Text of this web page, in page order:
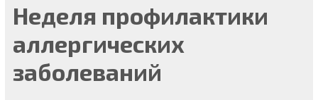
Неделя профилактики
аллергических
заболеваний